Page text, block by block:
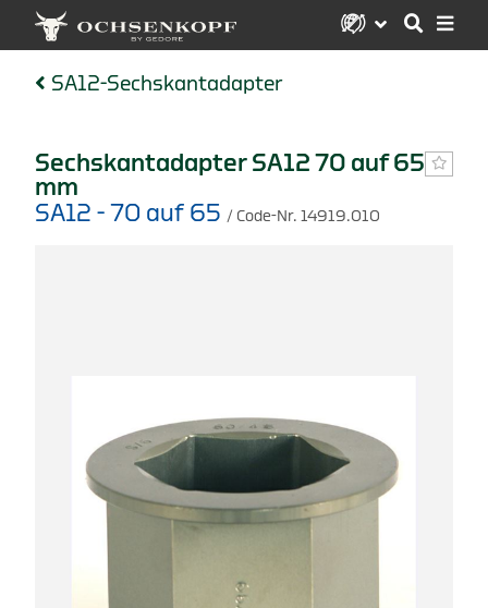
SA12-Sechskantadapter
Sechskantadapter SA12 70 auf 65
mm
SA12 - 70 auf 65 / Code-Nr. 14919.010